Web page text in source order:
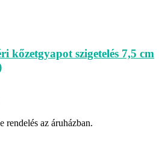
kőzetgyapot szigetelés 7,5 cm
rendelés az áruházban.